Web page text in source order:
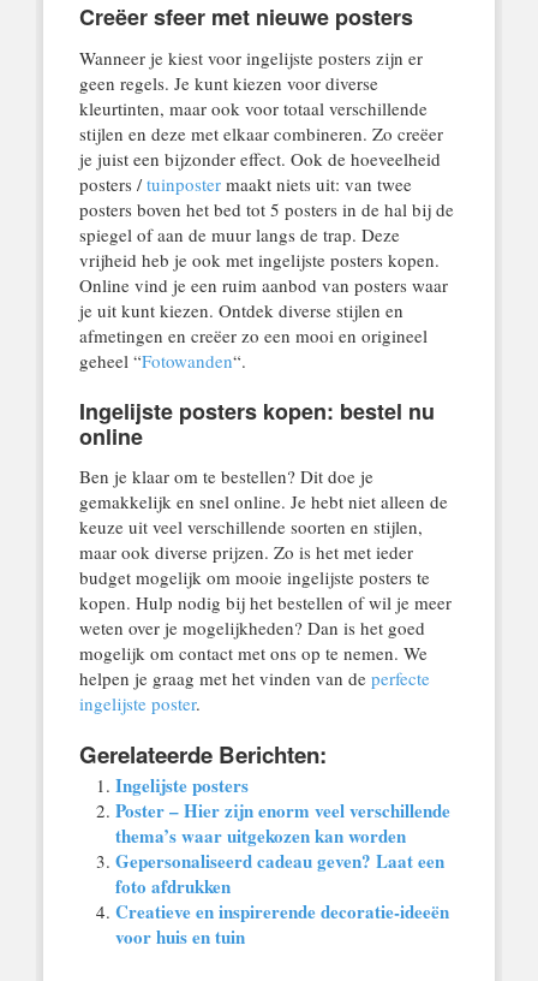
Creëer sfeer met nieuwe posters
Wanneer je kiest voor ingelijste posters zijn er
geen regels. Je kunt kiezen voor diverse
kleurtinten, maar ook voor totaal verschillende
stijlen en deze met elkaar combineren. Zo creëer
je juist een bijzonder effect. Ook de hoeveelheid
posters /tuinpostermaakt niets uit: van twee
posters boven het bed tot 5 posters in de hal bij de
spiegel of aan de muur langs de trap. Deze
vrijheid heb je ook met ingelijste posters kopen.
Online vind je een ruim aanbod van posters waar
je uit kunt kiezen. Ontdek diverse stijlen en
afmetingen en creëer zo een mooi en origineel
geheel “Fotowanden“.
Ingelijste posters kopen: bestel nu
online
Ben je klaar om te bestellen? Dit doe je
gemakkelijk en snel online. Je hebt niet alleen de
keuze uit veel verschillende soorten en stijlen,
maar ook diverse prijzen. Zo is het met ieder
budget mogelijk om mooie ingelijste posters te
kopen. Hulp nodig bij het bestellen of wil je meer
weten over je mogelijkheden? Dan is het goed
mogelijk om contact met ons op te nemen. We
helpen je graag met het vinden van de perfecte
ingelijste poster.
Gerelateerde Berichten:
Ingelijste posters
Poster – Hier zijn enorm veel verschillende
thema’s waar uitgekozen kan worden
Gepersonaliseerd cadeau geven? Laat een
foto afdrukken
Creatieve en inspirerende decoratie-ideeën
voor huis en tuin